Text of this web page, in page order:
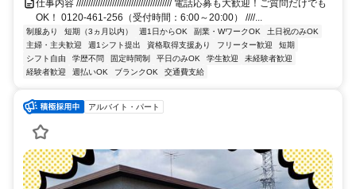
仕事内容 //////////////////////////////////////// 電話応募も大歓迎！ご質問だけでも
OK！ 0120-461-256（受付時間：6:00～20:00） ////...
制服あり 短期（3ヵ月以内） 週1日からOK 副業・WワークOK
土日祝のみOK
主婦・主夫歓迎
週1シフト提出 資格取得支援あり フリーター歓迎
短期
シフト自由
学歴不問 固定時間制 平日のみOK 学生歓迎
未経験者歓迎
経験者歓迎
週払いOK ブランクOK 交通費支給
アルバイト・パート